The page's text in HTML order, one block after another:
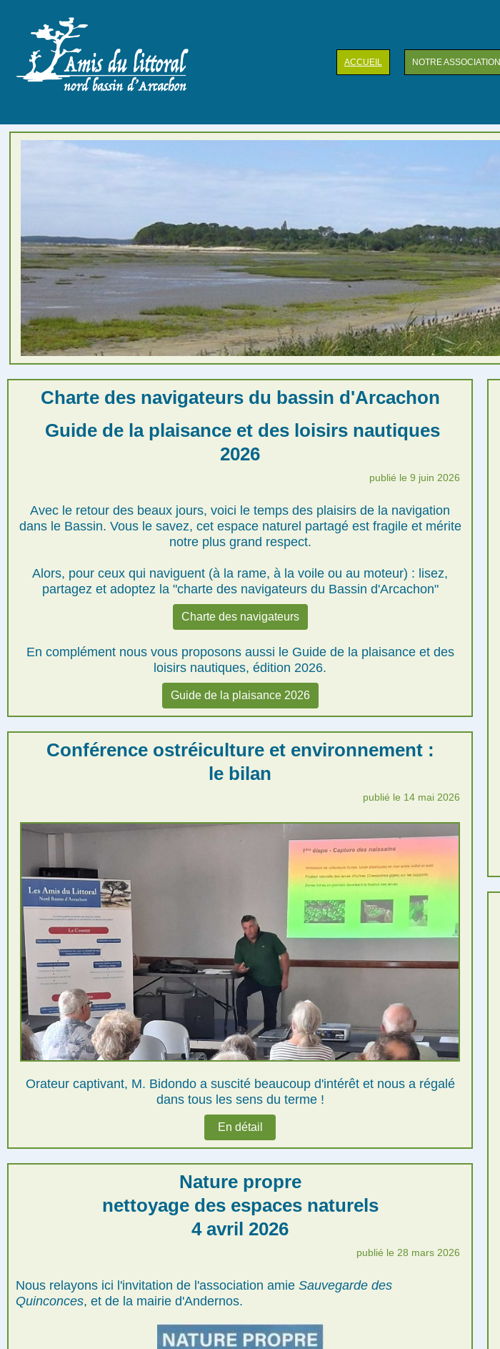
ACCUEIL NOTRE ASSOCIATION
Charte des navigateurs du bassin d'Arcachon
Guide de la plaisance et des loisirs nautiques
2026
publié le 9 juin 2026
Avec le retour des beaux jours, voici le temps des plaisirs de la navigation
dans le Bassin. Vous le savez, cet espace naturel partagé est fragile et mérite
notre plus grand respect.
Alors, pour ceux qui naviguent (à la rame, à la voile ou au moteur) : lisez,
partagez et adoptez la "charte des navigateurs du Bassin d'Arcachon"
Charte des navigateurs
En complément nous vous proposons aussi le Guide de la plaisance et des
loisirs nautiques, édition 2026.
Guide de la plaisance 2026
Conférence ostréiculture et environnement :
le bilan
publié le 14 mai 2026
Orateur captivant, M. Bidondo a suscité beaucoup d'intérêt et nous a régalé
dans tous les sens du terme !
En détail
Nature propre
nettoyage des espaces naturels
4 avril 2026
publié le 28 mars 2026
Nous relayons ici l'invitation de l'association amie Sauvegarde des
Quinconces, et de la mairie d'Andernos.